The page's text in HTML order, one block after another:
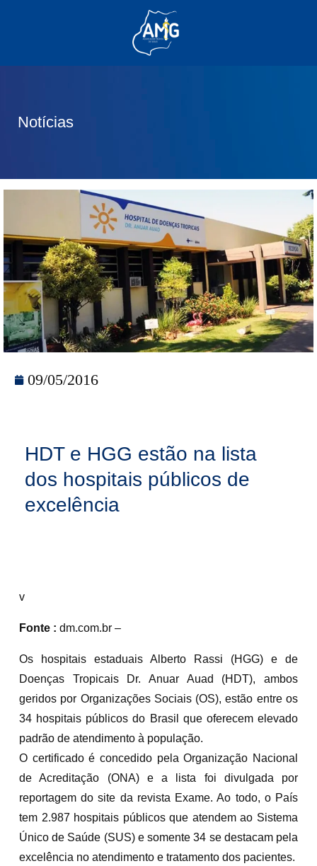
Notícias
09/05/2016
HDT e HGG estão na lista
dos hospitais públicos de
excelência
v
Fonte : dm.com.br –
Os hospitais estaduais Alberto Rassi (HGG) e de
Doenças Tropicais Dr. Anuar Auad (HDT), ambos
geridos por Organizações Sociais (OS), estão entre os
34 hospitais públicos do Brasil que oferecem elevado
padrão de atendimento à população.
O certificado é concedido pela Organização Nacional
de Acreditação (ONA) e a lista foi divulgada por
reportagem do site da revista Exame. Ao todo, o País
tem 2.987 hospitais públicos que atendem ao Sistema
Único de Saúde (SUS) e somente 34 se destacam pela
excelência no atendimento e tratamento dos pacientes.